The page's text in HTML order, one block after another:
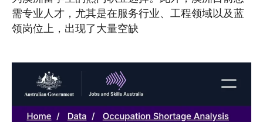
需专业人才，尤其是在服务行业、工程领域以及蓝
领岗位上，出现了大量空缺